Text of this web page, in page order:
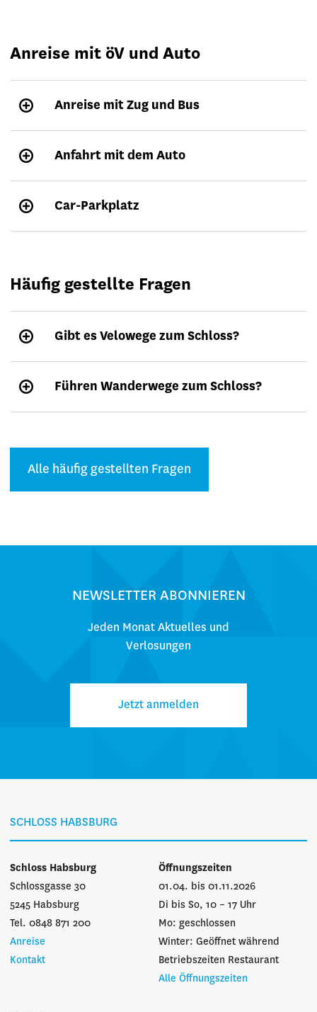
Anreise mit öV und Auto
Anreise mit Zug und Bus
Anfahrt mit dem Auto
Car-Parkplatz
Häufig gestellte Fragen
Gibt es Velowege zum Schloss?
Führen Wanderwege zum Schloss?
Alle häufig gestellten Fragen
NEWSLETTER ABONNIEREN
Jeden Monat Aktuelles und
Verlosungen
Jetzt anmelden
SCHLOSS HABSBURG
Schloss Habsburg
Schlossgasse 30
5245 Habsburg
Tel. 0848 871 200
Anreise
Kontakt
Öffnungszeiten
01.04. bis 01.11.2026
Di bis So, 10 – 17 Uhr
Mo: geschlossen
Winter: Geöffnet während
Betriebszeiten Restaurant
Alle Öffnungszeiten